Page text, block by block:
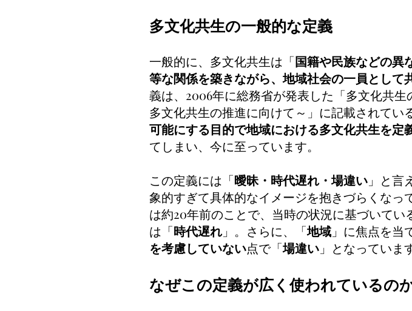
多文化共生の一般的な定義
一般的に、多文化共生は「国籍や民族などの異
等な関係を築きながら、地域社会の一員として
義は、2006年に総務省が発表した「多文化共
多文化共生の推進に向けて～」に記載されてい
可能にする目的で地域における多文化共生を定
てしまい、今に至っています。
この定義には「曖昧・時代遅れ・場違い 」と言
象的すぎて具体的なイメージを抱きづらくなっ
は約20年前のことで、当時の状況に基づいて
は「時代遅れ」。さらに、「地域 」に焦点を当
を考慮していない点で「場違い 」となっていま
なぜこの定義が広く使われているの